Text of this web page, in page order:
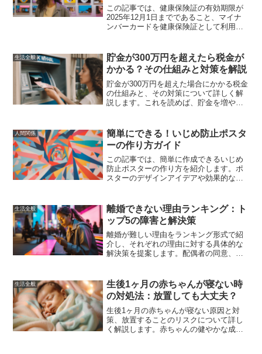
この記事では、健康保険証の有効期限が
2025年12月1日までであること、マイナ
ンバーカードを健康保険証として利用す
について詳しく解説しています。
生活全般
貯金が300万円を超えたら税金が
かかる？その仕組みと対策を解説
貯金が300万円を超えた場合にかかる税金
の仕組みと、その対策について詳しく解
説します。これを読めば、貯金を増やし
人間関係
簡単にできる！いじめ防止ポスタ
ーの作り方ガイド
この記事では、簡単に作成できるいじめ
防止ポスターの作り方を紹介します。ポ
スターのデザインアイデアや効果的な標
防止活動の広げ方について詳しく解説し
ます。
生活全般
離婚できない理由ランキング：ト
ップ5の障害と解決策
離婚が難しい理由をランキング形式で紹
介し、それぞれの理由に対する具体的な
解決策を提案します。配偶者の同意、経
するための情報を提供します。
生活全般
生後1ヶ月の赤ちゃんが寝ない時
の対処法：放置しても大丈夫？
生後1ヶ月の赤ちゃんが寝ない原因と対
策、放置することのリスクについて詳し
く解説します。赤ちゃんの健やかな成長